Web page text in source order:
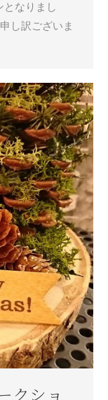
となりまし
し訳ございま
クショ